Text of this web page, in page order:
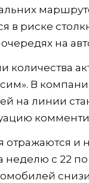
в риске
на
количества
В
на линии
отражаются и
неделю с 22